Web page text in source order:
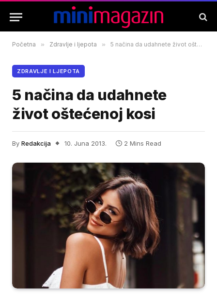
Početna » Zdravlje i ljepota » 5 načina da udahnete život oštećenoj kosi
ZDRAVLJE I LJEPOTA
5 načina da udahnete
život oštećenoj kosi
By Redakcija 10. Juna 2013. 2 Mins Read